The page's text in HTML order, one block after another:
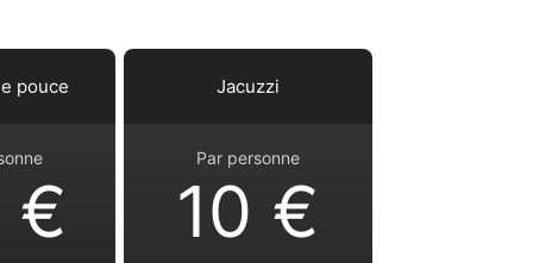
pouce
€
Jacuzzi
Par personne
10 €